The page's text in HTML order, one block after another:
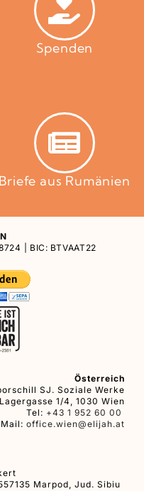
Spenden
Briefe aus Rumänien
| BIC: BTVAAT22
Österreich
SJ. Soziale Werke
Lagergasse 1/4, 1030 Wien
Tel: +43 1 952 60 00
office.wien@elijah.at
Marpod, Jud. Sibiu